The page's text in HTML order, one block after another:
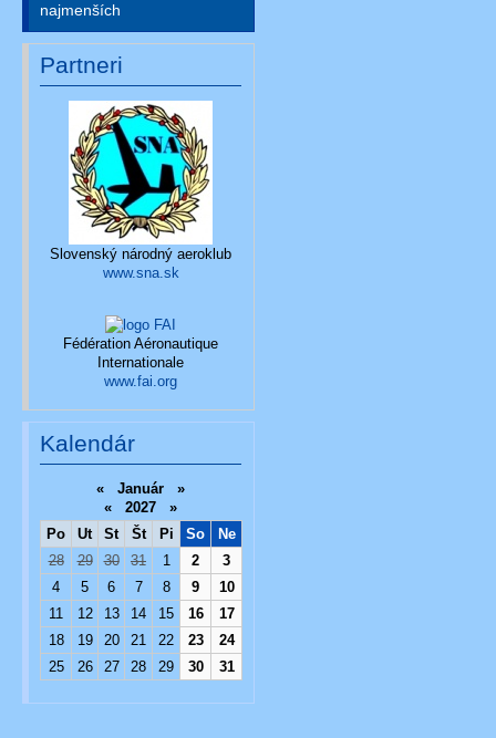
najmenších
Partneri
Slovenský národný aeroklub
www.sna.sk
Fédération Aéronautique
Internationale
www.fai.org
Kalendár
« Január
»
«
2027
»
Po
Ut St Št Pi So
Ne
28
29 30 31 1 2
3
4
5 6 7 8 9
10
11
12 13 14 15 16
17
18
19 20 21 22 23
24
25
26 27 28 29 30 31